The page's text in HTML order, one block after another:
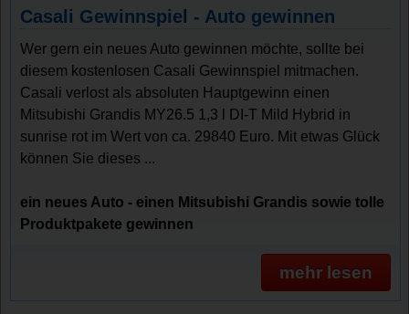
Casali Gewinnspiel - Auto gewinnen
Wer gern ein neues Auto gewinnen möchte, sollte bei
diesem kostenlosen Casali Gewinnspiel mitmachen.
Casali verlost als absoluten Hauptgewinn einen
Mitsubishi Grandis MY26.5 1,3 l DI-T Mild Hybrid in
sunrise rot im Wert von ca. 29840 Euro. Mit etwas Glück
können Sie dieses ...
ein neues Auto - einen Mitsubishi Grandis sowie tolle
Produktpakete gewinnen
mehr lesen